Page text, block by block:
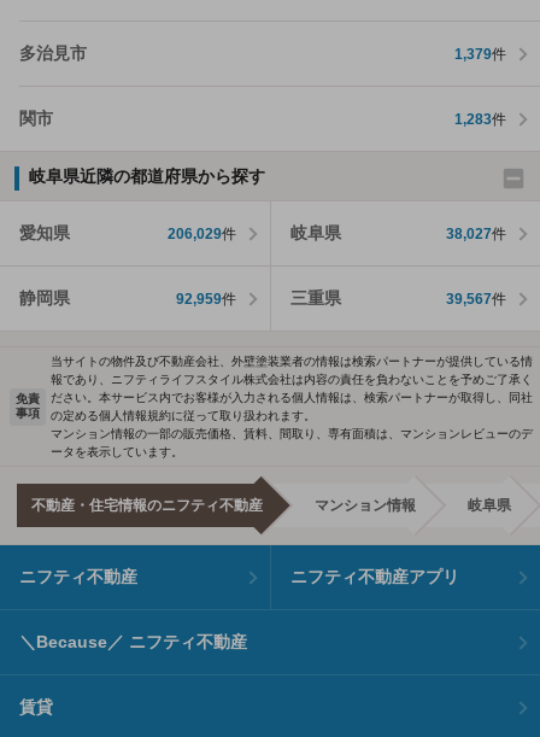
多治見市 1,379件
関市 1,283件
岐阜県近隣の都道府県から探す
愛知県 206,029件 岐阜県 38,027件
静岡県 92,959件 三重県 39,567件
免責
事項
当サイトの物件及び不動産会社、外壁塗装業者の情報は検索パートナーが提供している情
報であり、ニフティライフスタイル株式会社は内容の責任を負わないことを予めご了承く
ださい。本サービス内でお客様が入力される個人情報は、検索パートナーが取得し、同社
の定める個人情報規約に従って取り扱われます。
マンション情報の一部の販売価格、賃料、間取り、専有面積は、マンションレビューのデ
ータを表示しています。
不動産・住宅情報のニフティ不動産 マンション情報 岐阜県
ニフティ不動産 ニフティ不動産アプリ
＼Because／ ニフティ不動産
賃貸